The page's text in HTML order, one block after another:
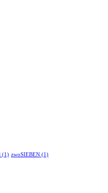
(1) zwoSIEBEN (1)